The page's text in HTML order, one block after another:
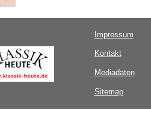
Impressum
Kontakt
Mediadaten
Sitemap